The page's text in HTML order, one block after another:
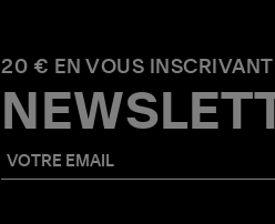
20 € EN VOUS INSCRIVANT